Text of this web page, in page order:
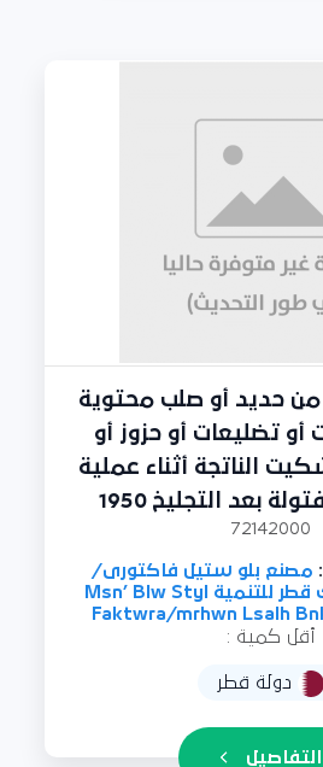
من حديد أو صلب محتوية
أو تضليعات أو حزوز أو
الناتجة أثناء عملية
بعد التجليخ 1950
72142000
مصنع بلو ستيل فاكتورى/
مرهون لصالح بنك قطر للتنمية Msn’ Blw Styl
Faktwra/mrhwn Lsalh
أقل كمية :
دولة قطر
التفاصيل